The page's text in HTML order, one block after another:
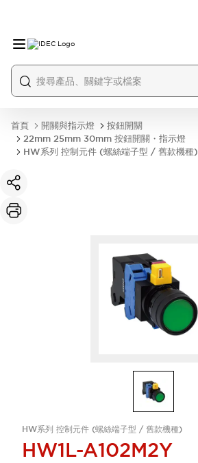
首頁 開關與指示燈
按鈕開關
22mm 25mm 30mm 按鈕開關・指示燈
HW系列 控制元件 (螺絲端子型 / 舊款機種)
HW系列 控制元件 (螺絲端子型 / 舊款機種)
HW1L-A102M2Y